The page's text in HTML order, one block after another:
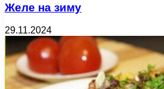
Желе на зиму
29.11.2024